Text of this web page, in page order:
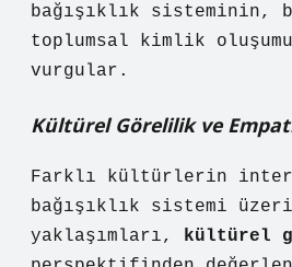
bağışıklık sisteminin,
toplumsal kimlik
vurgular.
Kültürel Görelilik ve
Farklı kültürlerin
bağışıklık sistemi
yaklaşımları, kültürel